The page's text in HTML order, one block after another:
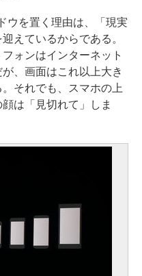
ウを置く理由は、「現実
えているからである。
ォンはインターネット
、画面はこれ以上大き
それでも、スマホの上
は「見切れて」しま